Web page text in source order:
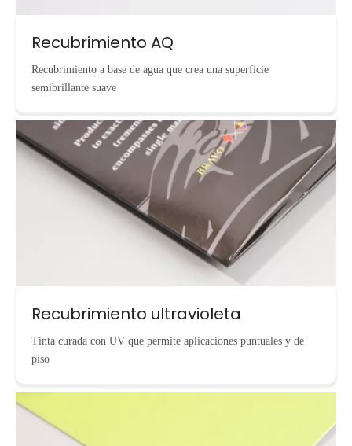
Recubrimiento AQ
Recubrimiento a base de agua que crea una superficie
semibrillante suave
Recubrimiento ultravioleta
Tinta curada con UV que permite aplicaciones puntuales y de
piso